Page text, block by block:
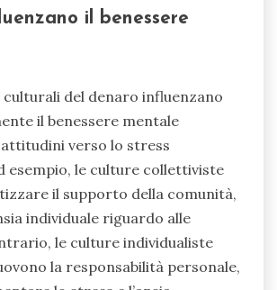
il benessere
del denaro influenzano
il benessere mentale
verso lo stress
esempio, le culture collettiviste
il supporto della comunità,
individuale riguardo alle
le culture individualiste
la responsabilità personale,